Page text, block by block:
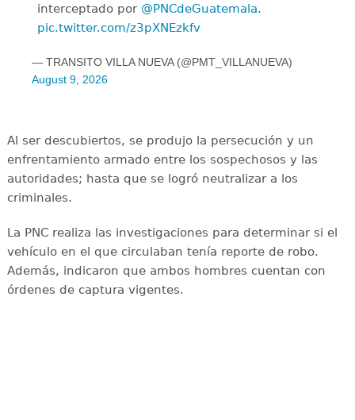
interceptado por @PNCdeGuatemala.
pic.twitter.com/z3pXNEzkfv
— TRANSITO VILLA NUEVA (@PMT_VILLANUEVA)
August 9, 2026
Al ser descubiertos, se produjo la persecución y un
enfrentamiento armado entre los sospechosos y las
autoridades; hasta que se logró neutralizar a los
criminales.
La PNC realiza las investigaciones para determinar si el
vehículo en el que circulaban tenía reporte de robo.
Además, indicaron que ambos hombres cuentan con
órdenes de captura vigentes.